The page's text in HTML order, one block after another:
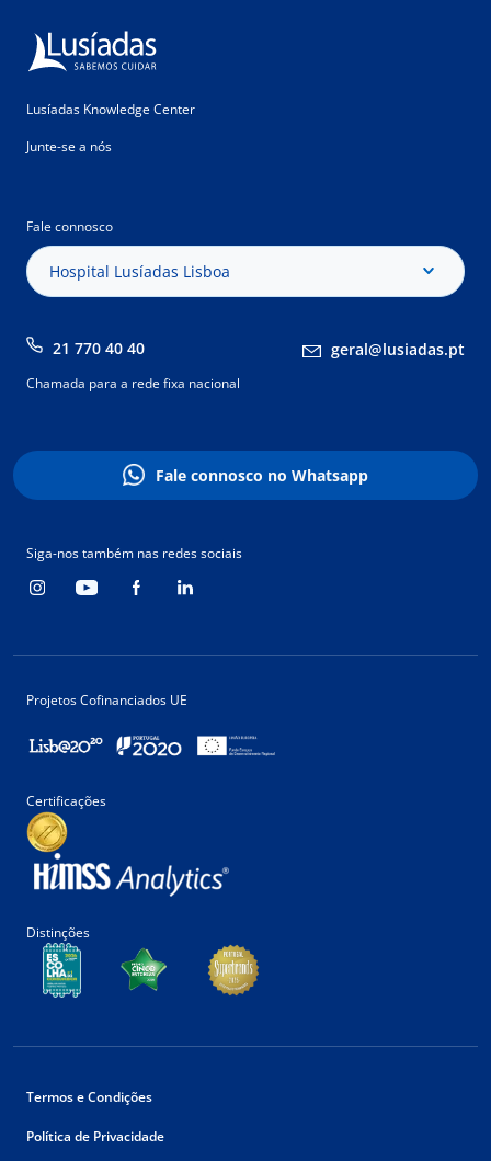
Lusíadas Knowledge Center
Junte-se a nós
Fale connosco
Hospital Lusíadas Lisboa
21 770 40 40 geral@lusiadas.pt
Chamada para a rede fixa nacional
Fale connosco no Whatsapp
Siga-nos também nas redes sociais
Projetos Cofinanciados UE
Certificações
Distinções
Termos e Condições
Política de Privacidade